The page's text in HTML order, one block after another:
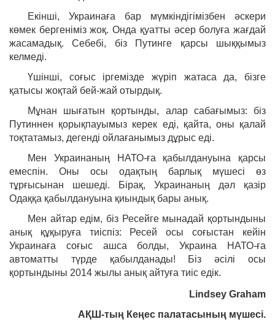
Екінші, Украинаға бар мүмкіндігімізбен әскери
көмек бергеніміз жоқ. Онда қуатты әсер болуға жағдай
жасамадық. Себебі, біз Путинге қарсы шыққымыз
келмеді.
Үшінші, соғыс іргемізде жүріп жатаса да, бізге
қатысы жоқтай бей-жай отырдық.
Мұнан шығатын қортынды, алар сабағымыз: біз
Путиннен қорықпауымыз керек еді, қайта, оны қалай
тоқтатамыз, дегенді ойлағанымыз дұрыс еді.
Мен Украинаның НАТО-ға қабылдануына қарсы
емеспін. Оны осы одақтың барлық мүшесі өз
тұрғысынан шешеді. Бірақ, Украинаның дәл қазір
Одаққа қабылдануына қиындық бары анық.
Мен айтар едім, біз Ресейге мынадай қортындыны
анық құқыруға тиіспіз: Ресей осы соғыстан кейін
Украинаға соғыс ашса болды, Украина НАТО-ға
автоматты түрде қабылданады! Біз әсілі осы
қортындыны 2014 жылы анық айтуға тиіс едік.
Lindsey Graham
АҚШ-тың Кеңес палатасының мүшесі.